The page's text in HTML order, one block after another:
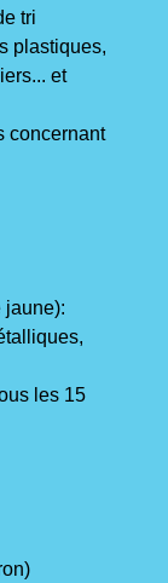
tri
plastiques,
et
concernant
jaune):
les 15